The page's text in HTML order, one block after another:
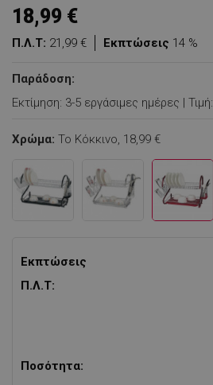
Εκπτώσεις 14 %
Π.Λ.Τ: 21,99 €
18,99 €
Παράδοση:
Εκτίμηση: 3-5 εργάσιμες ημέρες | Τιμή:
Χρώμα: Το Κόκκινο, 18,99 €
Εκπτώσεις
Π.Λ.Τ:
Ποσότητα: